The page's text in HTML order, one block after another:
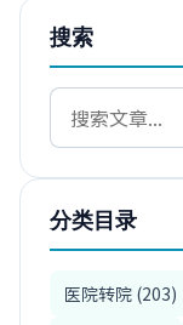
搜索
分类目录
医院转院 (203)